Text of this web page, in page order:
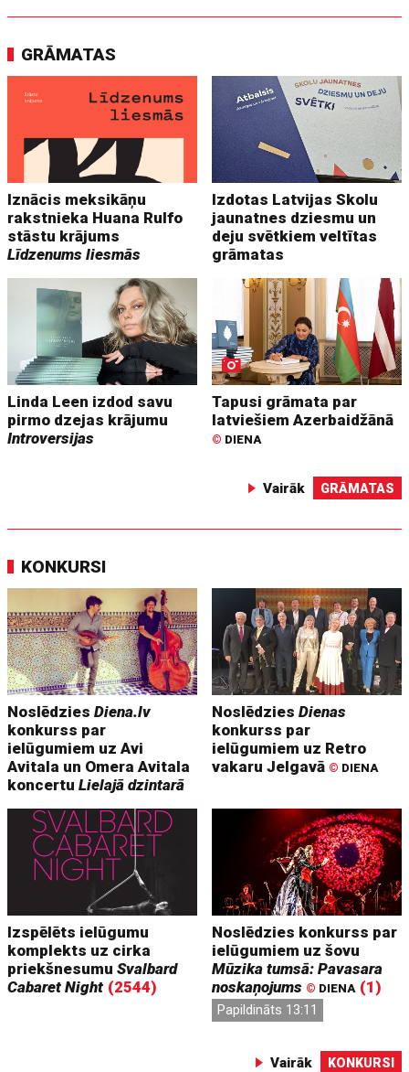
GRĀMATAS
Iznācis meksikāņu
rakstnieka Huana Rulfo
stāstu krājums
Līdzenums liesmās
Izdotas Latvijas Skolu
jaunatnes dziesmu un
deju svētkiem veltītas
grāmatas
Linda Leen izdod savu
pirmo dzejas krājumu
Introversijas
Tapusi grāmata par
latviešiem Azerbaidžānā
© DIENA
Vairāk GRĀMATAS
KONKURSI
NoslēdziesDiena.lv
konkurss par
ielūgumiem uz Avi
Avitala un Omera Avitala
koncertuLielajā dzintarā
NoslēdziesDienas
konkurss par
ielūgumiem uz Retro
vakaru Jelgavā © DIENA
Izspēlēts ielūgumu
komplekts uz cirka
priekšnesumuSvalbard
Cabaret Night (2544)
Noslēdzies konkurss par
ielūgumiem uz šovu
Mūzika tumsā: Pavasara
noskaņojums © DIENA (1)
Papildināts 13:11
Vairāk KONKURSI